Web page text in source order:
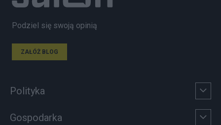
Podziel się swoją opinią
ZAŁÓŻ BLOG
Polityka
Gospodarka